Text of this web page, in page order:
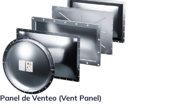
Panel de Venteo (Vent Panel)